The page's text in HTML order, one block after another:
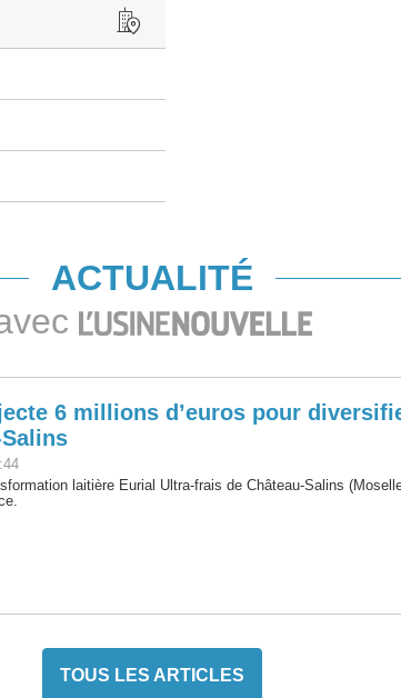
ACTUALITÉ
6 millions d’euros pour
laitière Eurial Ultra-frais de Château-Salins
TOUS LES ARTICLES